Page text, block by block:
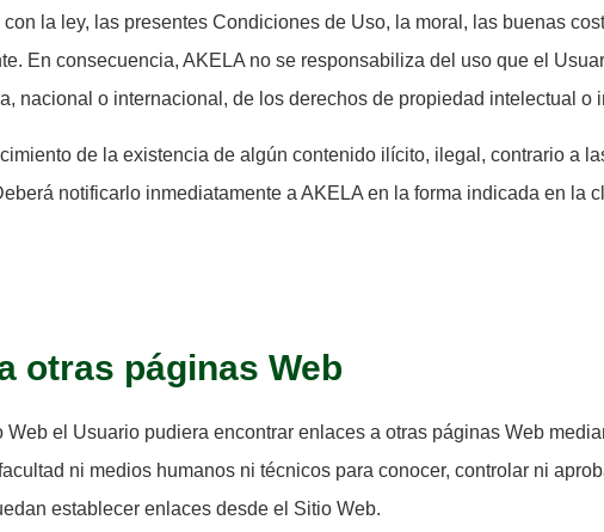
la ley, las presentes Condiciones de Uso, la moral, las buenas
En consecuencia, AKELA no se responsabiliza del uso que el
nacional o internacional, de los derechos de propiedad intelectual
de la existencia de algún contenido ilícito, ilegal, contrario a
notificarlo inmediatamente a AKELA en la forma indicada en
otras páginas Web
Web el Usuario pudiera encontrar enlaces a otras páginas Web
ni medios humanos ni técnicos para conocer, controlar ni
establecer enlaces desde el Sitio Web.